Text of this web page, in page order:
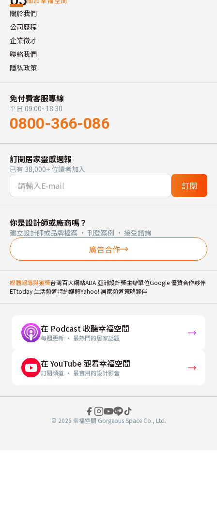
關於我們
公司歷程
企業徵才
聯絡我們
隱私政策
免付費客服專線
平日 09:00~18:30
0800-366-086
訂閱居家靈感週報
已有 38,000+ 位讀者加入
訂閱
你是設計師或廠商嗎？
建立設計師或品牌檔案 · 刊登案例 · 接受諮詢
廣告合作
媒體報導與獲獎台灣百大網站ADA 亞洲設計獎主辦單位Google 優質合作夥伴
ETtoday 生活頻道特約媒體Yahoo! 居家頻道策略夥伴
在 Podcast 收聽幸福空間
每週更新 · 最熱門的居家話題
在 YouTube 觀看幸福空間
訂閱頻道 · 最實用的設計影音
© 2026 幸福空間 Gorgeous Space Co., Ltd.